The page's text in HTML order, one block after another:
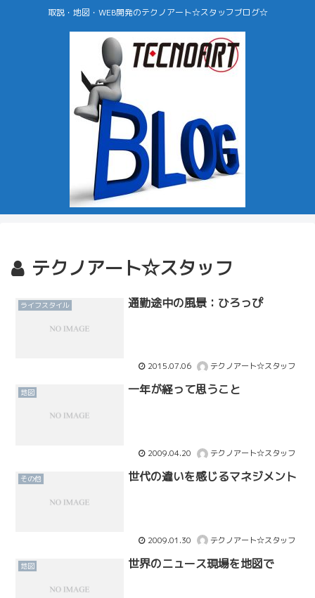
取説・地図・WEB開発のテクノアート☆スタッフブログ☆
テクノアート☆スタッフ
ライフスタイル 通勤途中の風景：ひろっぴ
2015.07.06 テクノアート☆スタッフ
地図 一年が経って思うこと
2009.04.20 テクノアート☆スタッフ
その他 世代の違いを感じるマネジメント
2009.01.30 テクノアート☆スタッフ
地図 世界のニュース現場を地図で